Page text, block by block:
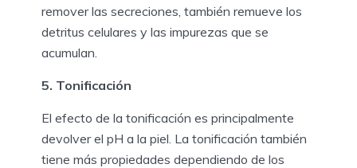
remover las secreciones, también remueve los
detritus celulares y las impurezas que se
acumulan.
5. Tonificación
El efecto de la tonificación es principalmente
devolver el pH a la piel. La tonificación también
tiene más propiedades dependiendo de los